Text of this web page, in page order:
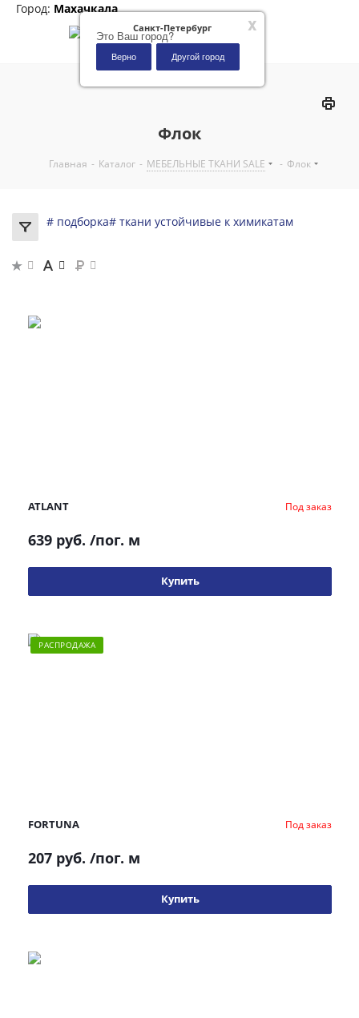
x
Санкт-Петербург
Это Ваш город?
Верно Другой город
Город: Махачкала
Флок
Главная - Каталог - МЕБЕЛЬНЫЕ ТКАНИ SALE - Флок
# подборка# ткани устойчивые к химикатам
ATLANT Под заказ
639 руб. /пог. м
Купить
РАСПРОДАЖА
FORTUNA Под заказ
207 руб. /пог. м
Купить